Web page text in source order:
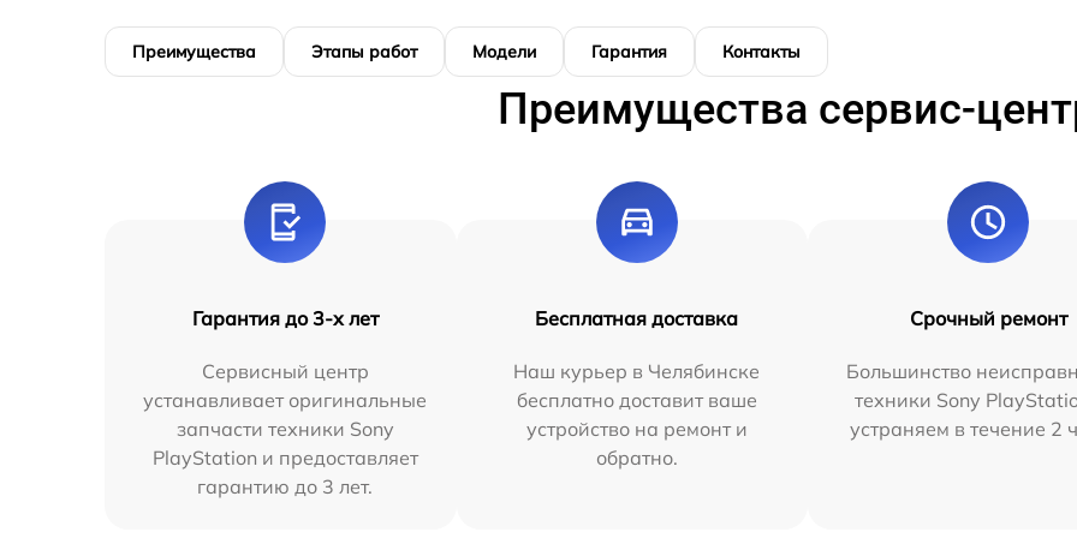
Преимущества Этапы работ Модели Гарантия Контакты
Преимущества сервис-
Гарантия до 3-х лет
Сервисный центр
устанавливает оригинальные
запчасти техники Sony
PlayStation и предоставляет
гарантию до 3 лет.
Бесплатная доставка
Наш курьер в Челябинске
бесплатно доставит ваше
устройство на ремонт и
обратно.
Срочный ремонт
Большинство
техники Sony
устраняем в течение 2